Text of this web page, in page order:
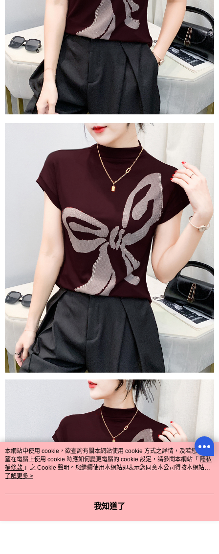
本網站中使用 cookie，欲查詢有關本網站使用 cookie 方式之詳情，及若您不希
望在電腦上使用 cookie 時應如何變更電腦的 cookie 設定，請參閱本網站「 隱私
權條款 」之 Cookie 聲明。您繼續使用本網站即表示您同意本公司得按本網站使
用條款之 Cookie 聲明使用 cookie。
了解更多 >
我知道了